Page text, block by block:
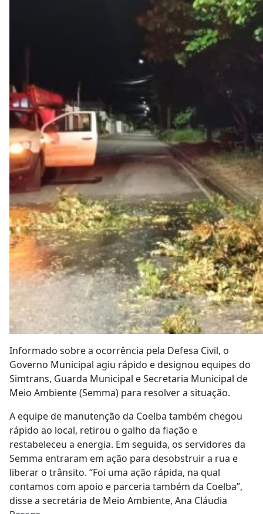
Informado sobre a ocorrência pela Defesa Civil, o
Governo Municipal agiu rápido e designou equipes do
Simtrans, Guarda Municipal e Secretaria Municipal de
Meio Ambiente (Semma) para resolver a situação.
A equipe de manutenção da Coelba também chegou
rápido ao local, retirou o galho da fiação e
restabeleceu a energia. Em seguida, os servidores da
Semma entraram em ação para desobstruir a rua e
liberar o trânsito. “Foi uma ação rápida, na qual
contamos com apoio e parceria também da Coelba”,
disse a secretária de Meio Ambiente, Ana Cláudia